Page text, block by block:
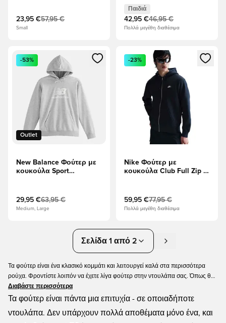
23,95 €57,95 €
Small
Παιδιά
Παιδιά
42,95 €46,95 €
Πολλά μεγέθη διαθέσιμα
Ανοίγει ένα Modal για να συνδεθείτε ή να εγγραφείτε ως
Outlet
-53%
New Balance Φούτερ με
κουκούλα Sport
29,95 €63,95 €
Medium, Large
Ανοίγει ένα Modal για να
-23%
Nike Φούτερ με
κουκούλα Club Full Zip -
59,95 €77,95 €
Πολλά μεγέθη διαθέσιμα
Σελίδα 1 από 2
Τα φούτερ είναι ένα κλασικό κομμάτι και λειτουργεί καλά στα περισσότερα
ρούχα. Φροντίστε λοιπόν να έχετε λίγα φούτερ στην ντουλάπα σας. Όπως θα
περίμενε κανείς από την Unisport, όλα τα swetshirts μας έχουν μια σπορ
εμφάνιση - καθιστώντας την εξαιρετική επιλογή για αθλητική μόδα. Εδώ στη
Unisport, συμπεριλαμβανομένων συλλογών όπως Nike Tech Fllece και adidas
Διαβάστε περισσότερα
Τα φούτερ είναι πάντα μια επιτυχία - σε οποιαδήποτε
ντουλάπα. Δεν υπάρχουν πολλά αποθέματα μόνο ένα, και